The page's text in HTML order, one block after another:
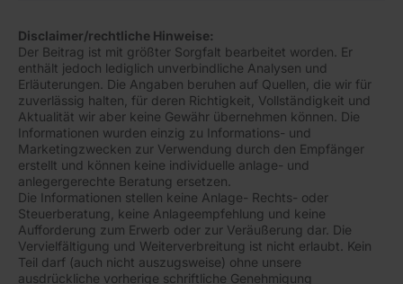
Disclaimer/rechtliche Hinweise:
Der Beitrag ist mit größter Sorgfalt bearbeitet worden. Er
enthält jedoch lediglich unverbindliche Analysen und
Erläuterungen. Die Angaben beruhen auf Quellen, die wir für
zuverlässig halten, für deren Richtigkeit, Vollständigkeit und
Aktualität wir aber keine Gewähr übernehmen können. Die
Informationen wurden einzig zu Informations- und
Marketingzwecken zur Verwendung durch den Empfänger
erstellt und können keine individuelle anlage- und
anlegergerechte Beratung ersetzen.
Die Informationen stellen keine Anlage- Rechts- oder
Steuerberatung, keine Anlageempfehlung und keine
Aufforderung zum Erwerb oder zur Veräußerung dar. Die
Vervielfältigung und Weiterverbreitung ist nicht erlaubt. Kein
Teil darf (auch nicht auszugsweise) ohne unsere
ausdrückliche vorherige schriftliche Genehmigung